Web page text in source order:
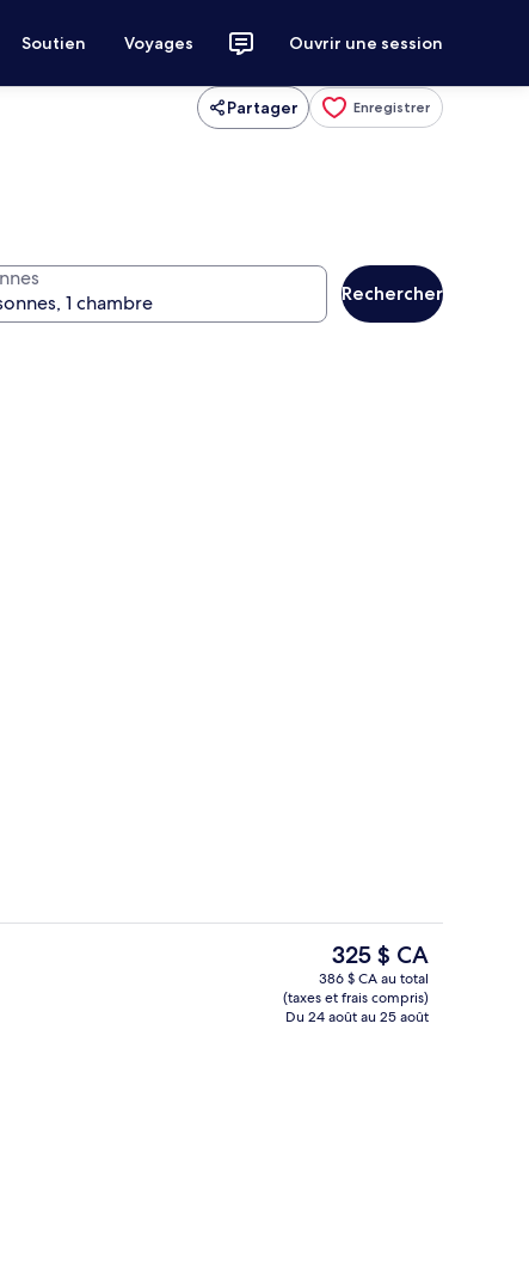
Soutien Voyages Ouvrir une session
Partager Enregistrer
Rechercher
Restaurant
Le
prix
actuel
est
325 $ CA
386 $ CA au total
(taxes et frais compris)
Du 24 août au 25 août